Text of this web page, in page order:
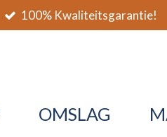
100% Kwaliteitsgarantie!
OMSLAG